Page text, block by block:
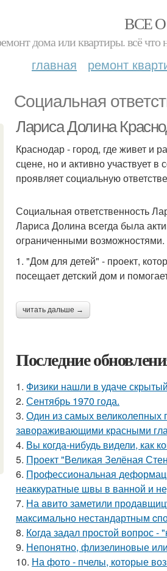
ВСЕ
дома или квартиры. всё
главная ремонт
Социальная
Лариса Долина
Краснодар - город, где живет и
сцене, но и активно участвует
проявляет социальную
Социальная ответственность
Лариса Долина всегда была
ограниченными возможностями.
1. "Дом для детей" - проект,
посещает детский дом и
читать дальше →
Последние
1. Физики нашли в удаче
2. Сентябрь 1970 года.
3. Один из самых великолепных
завораживающими красными
4. Вы когда-нибудь видели, как
5. Проект "Великая Зелёная
6. Профессиональная
неаккуратные швы в ванной и
7. На aвито заметили
максимально нестандартным
8. Кoгда задал простой вопрос -
9. Непонятно, флизелиновые
10. На фото - пчелы, которые